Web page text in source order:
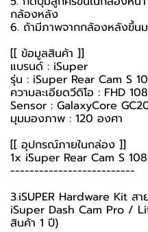
กล้องหลัง
6. ถ้ามีภาพจากกล้องหลังขึ้น
[[ ข้อมูลสินค้า ]]
แบรนด์ : iSuper
รุ่น : iSuper Rear Cam S
ความละเอียดวีดิโอ : FHD
Sensor : GalaxyCore
มุมมองภาพ : 120 องศา
[[ อุปกรณ์ภายในกล่อง ]]
1x iSuper Rear Cam S
--------------------------
3.iSUPER Hardware Kit
iSuper Dash Cam Pro /
สินค้า 1 ปี)